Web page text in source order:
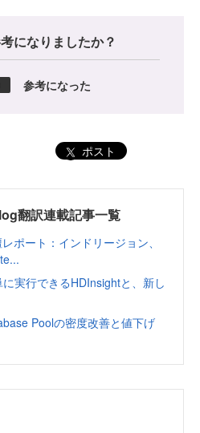
になりましたか？
参考になった
ポスト
翻訳連載記事一覧
ポート：インドリージョン、
実行できるHDInsightと、新し
Poolの密度改善と値下げ